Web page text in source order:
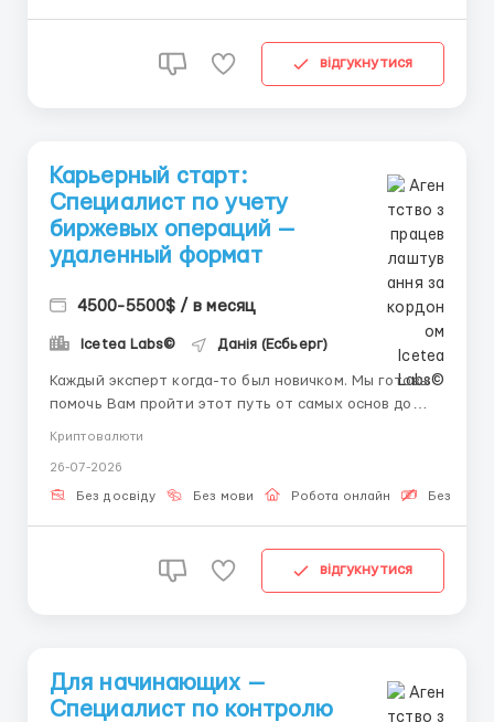
відгукнутися
Карьерный старт:
Специалист по учету
биржевых операций —
удаленный формат
4500-5500$ / в месяц
Icetea Labs© Данія (Есбьерг)
Каждый эксперт когда-то был новичком. Мы готовы
помочь Вам пройти этот путь от самых основ до
и обучаем всему необходимому. За кулисами
торговли: Когда трейдер нажимает кнопку
Криптовалюти
26-07-2026
Без досвіду Без мови Робота онлайн
відгукнутися
Для начинающих —
Специалист по контролю